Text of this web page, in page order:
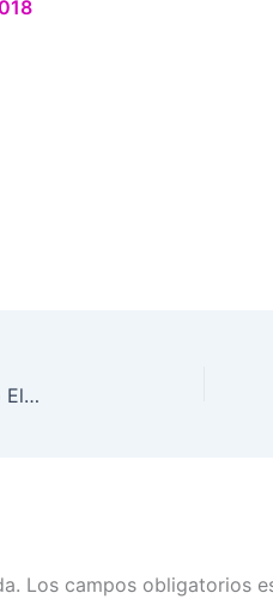
Llegan boletas electorales a INE Sinaloa para el Proceso Electoral 2017-2018
Los campos obligatorios